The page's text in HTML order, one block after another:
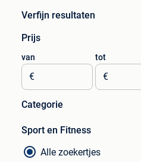
Verfijn resultaten
Prijs
van
€
tot
€
Categorie
Sport en Fitness
Alle zoekertjes